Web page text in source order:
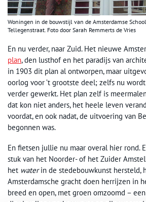
Woningen in de bouwstijl van de Amsterdamse
Tellegenstraat. Foto door Sarah Remmerts de Vries
En nu verder, naar Zuid. Het nieuwe
plan, den lusthof en het paradijs van
in 1903 dit plan al ontworpen, maar
oorlog voor ’t grootste deel; zelfs nu
verder gewerkt. Het plan zelf is
dat kon niet anders, het heele leven
voordat, en ook nadat, de uitvoering van
begonnen was.
En fietsen jullie nu maar overal hier rond.
stuk van het Noorder- of het Zuider
het waterin de stedebouwkunst hersteld,
Amsterdamsche gracht doen herrijzen in
breed en open, met groen omzoomd –